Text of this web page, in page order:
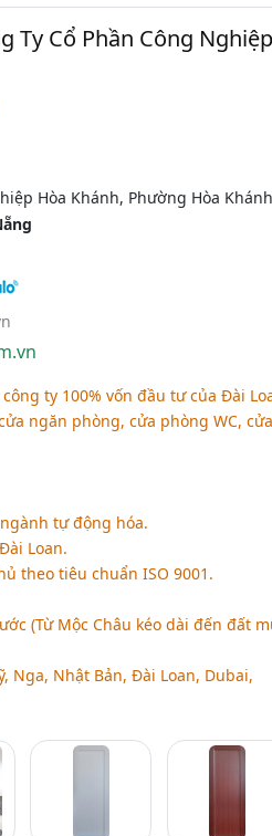
Ty Cổ Phần Công Nghiệp
Hòa Khánh, Phường Hòa Khánh
ty 100% vốn đầu tư của Đài
ngăn phòng, cửa phòng WC, cửa
tự động hóa.
Loan.
theo tiêu chuẩn ISO 9001.
(Từ Mộc Châu kéo dài đến đất
Nga, Nhật Bản, Đài Loan, Dubai,